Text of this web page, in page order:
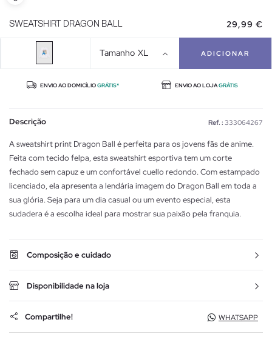
SWEATSHIRT DRAGON BALL 29,99 €
Tamanho XL ADICIONAR
ENVIO AO DOMICÍLIOGRÁTIS* ENVIO AO LOJAGRÁTIS
Descrição Ref. : 333064267
A sweatshirt print Dragon Ball é perfeita para os jovens fãs de anime.
Feita com tecido felpa, esta sweatshirt esportiva tem um corte
fechado sem capuz e um confortável cuello redondo. Com estampado
licenciado, ela apresenta a lendária imagem do Dragon Ball em toda a
sua glória. Seja para um dia casual ou um evento especial, esta
sudadera é a escolha ideal para mostrar sua paixão pela franquia.
Composição e cuidado
Disponibilidade na loja
Compartilhe! WHATSAPP